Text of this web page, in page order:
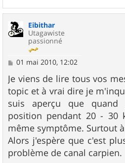
Eibithar
Utagawiste
passionné
M
s
s
a
g
e
01 mai 2010, 12:02
Je viens de lire tous vos
topic et à vrai dire je
suis aperçu que
position pendant 20 - 30
même symptôme. Surtout
Alors j'espère que c'est
problème de canal carpien.